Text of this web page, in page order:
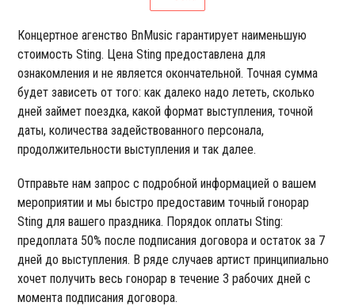
Концертное агенство BnMusic гарантирует наименьшую
стоимость Sting. Цена Sting предоставлена для
ознакомления и не является окончательной. Точная сумма
будет зависеть от того: как далеко надо лететь, сколько
дней займет поездка, какой формат выступления, точной
даты, количества задействованного персонала,
продолжительности выступления и так далее.
Отправьте нам запрос с подробной информацией о вашем
мероприятии и мы быстро предоставим точный гонорар
Sting для вашего праздника. Порядок оплаты Sting:
предоплата 50% после подписания договора и остаток за 7
дней до выступления. В ряде случаев артист принципиально
хочет получить весь гонорар в течение 3 рабочих дней с
момента подписания договора.